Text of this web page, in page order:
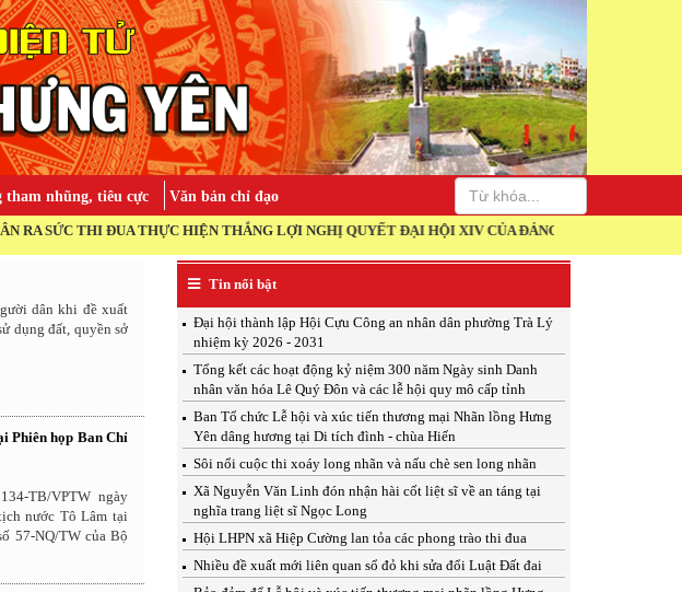
tham nhũng, tiêu cực Văn bản chỉ đạo
THI ĐUA THỰC HIỆN THẮNG LỢI NGHỊ QUYẾT ĐẠI HỘI XIV CỦA ĐẢNG!
dân khi đề xuất
dụng đất, quyền sở
Phiên họp Ban Chỉ
TB/VPTW ngày
nước Tô Lâm tại
57-NQ/TW của Bộ
Tin nổi bật
Đại hội thành lập Hội Cựu Công an nhân dân phường Trà Lý
nhiệm kỳ 2026 - 2031
Tổng kết các hoạt động kỷ niệm 300 năm Ngày sinh Danh
nhân văn hóa Lê Quý Đôn và các lễ hội quy mô cấp tỉnh
Ban Tổ chức Lễ hội và xúc tiến thương mại Nhãn lồng Hưng
Yên dâng hương tại Di tích đình - chùa Hiến
Sôi nổi cuộc thi xoáy long nhãn và nấu chè sen long nhãn
Xã Nguyễn Văn Linh đón nhận hài cốt liệt sĩ về an táng tại
nghĩa trang liệt sĩ Ngọc Long
Hội LHPN xã Hiệp Cường lan tỏa các phong trào thi đua
Nhiều đề xuất mới liên quan sổ đỏ khi sửa đổi Luật Đất đai